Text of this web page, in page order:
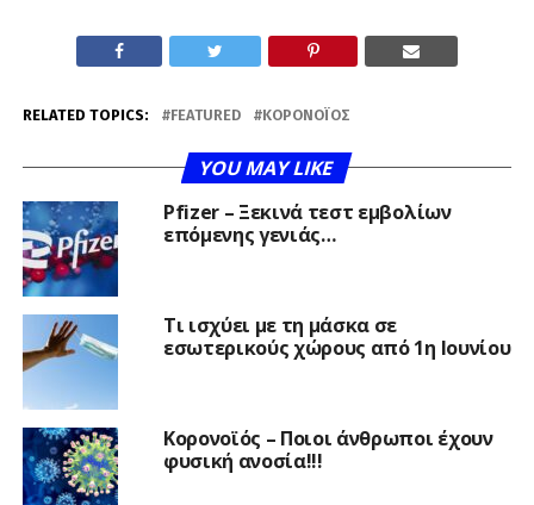
RELATED TOPICS: FEATURED ΚΟΡΟΝΟΪΌΣ
YOU MAY LIKE
Pfizer – Ξεκινά τεστ εμβολίων
επόμενης γενιάς…
Τι ισχύει με τη μάσκα σε
εσωτερικούς χώρους από 1η Ιουνίου
Κορονοϊός – Ποιοι άνθρωποι έχουν
φυσική ανοσία!!!